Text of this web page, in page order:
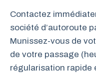
Contactez
société d’autoroute
Munissez-vous de
de votre passage
régularisation rapide